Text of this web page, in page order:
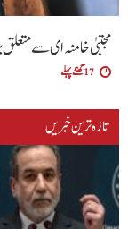
مجتبیٰ خامنہ ای سے متعلق
17 گھنٹے پہلے
تازہ ترین خبریں